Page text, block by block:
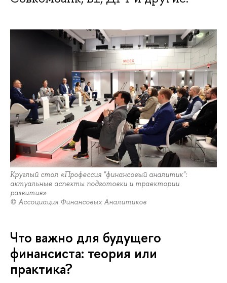
Круглый стол «Профессия "финансовый аналитик":
актуальные аспекты подготовки и траектории
развития»
© Ассоциация Финансовых Аналитиков
Что важно для будущего
финансиста: теория или
практика?